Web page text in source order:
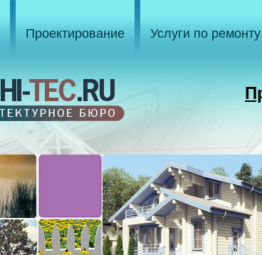
Проектирование Услуги по ремонту